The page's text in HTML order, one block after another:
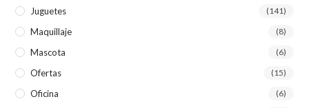
Juguetes (141)
Maquillaje (8)
Mascota (6)
Ofertas (15)
Oficina (6)